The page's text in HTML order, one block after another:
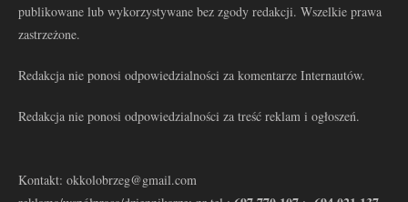
publikowane lub wykorzystywane bez zgody redakcji. Wszelkie prawa
zastrzeżone.
Redakcja nie ponosi odpowiedzialności za komentarze Internautów.
Redakcja nie ponosi odpowiedzialności za treść reklam i ogłoszeń.
Kontakt: okkolobrzeg@gmail.com